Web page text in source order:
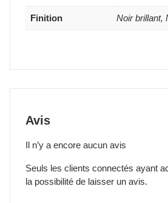
Finition Noir brillant,
Avis
Il n’y a encore aucun avis
Seuls les clients connectés ayant
la possibilité de laisser un avis.